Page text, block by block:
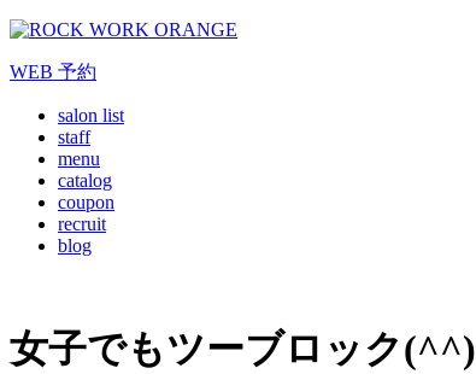
WEB 予約
salon list
staff
menu
catalog
coupon
recruit
blog
女子でもツーブロック(^^)